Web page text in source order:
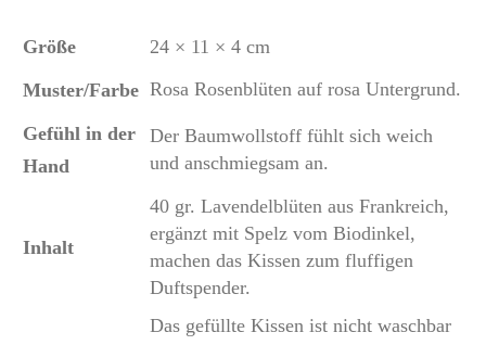
Größe
24 × 11 × 4 cm
Muster/Farbe Rosa Rosenblüten auf rosa Untergrund.
Gefühl in der
Hand
Der Baumwollstoff fühlt sich weich
und anschmiegsam an.
Inhalt
40 gr. Lavendelblüten aus Frankreich,
ergänzt mit Spelz vom Biodinkel,
machen das Kissen zum fluffigen
Duftspender.
Das gefüllte Kissen ist nicht waschbar